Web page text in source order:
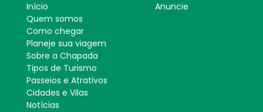
Início
Quem somos
Como chegar
Planeje sua viagem
Sobre a Chapada
Tipos de Turismo
Passeios e Atrativos
Cidades e Vilas
Notícias
Anuncie